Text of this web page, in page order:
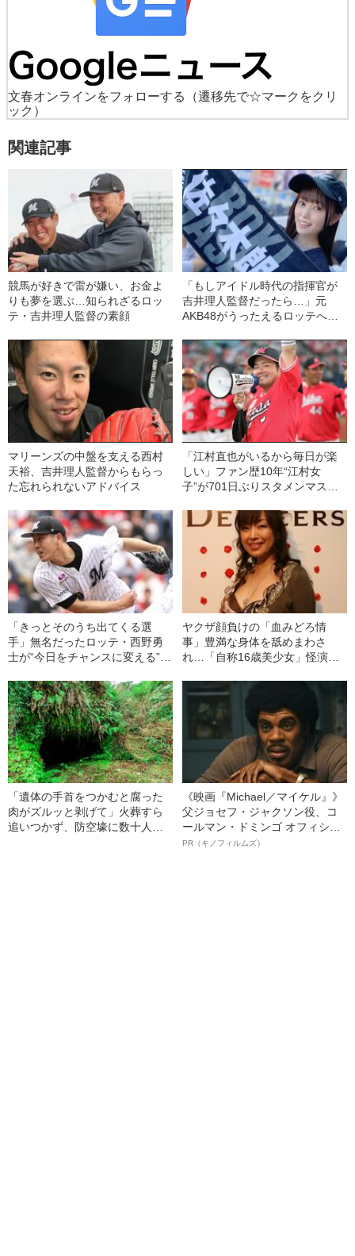
文春オンラインをフォローする
（遷移先で☆マークをクリ
ック）
関連記事
競馬が好きで雷が嫌い、お金よ
りも夢を選ぶ…知られざるロッ
テ・吉井理人監督の素顔
「もしアイドル時代の指揮官が
吉井理人監督だったら…」元
AKB48がうったえるロッテへの
マリーンズの中盤を支える西村
天裕、吉井理人監督からもらっ
た忘れられないアドバイス
「江村直也がいるから毎日が楽
しい」ファン歴10年“江村女
子”が701日ぶりスタメンマスク
「きっとそのうち出てくる選
手」無名だったロッテ・西野勇
士が“今日をチャンスに変える”ま
ヤクザ顔負けの「血みどろ情
事」豊満な身体を舐めまわさ
れ…「自称16歳美少女」怪演
「遺体の手首をつかむと腐った
肉がズルッと剥げて」火葬すら
追いつかず、防空壕に数十人
《映画『Michael／マイケル』》
父ジョセフ・ジャクソン役、コ
ールマン・ドミンゴ オフィシャ
ルインタビュー“観客を魅了した
PR（キノフィルムズ）